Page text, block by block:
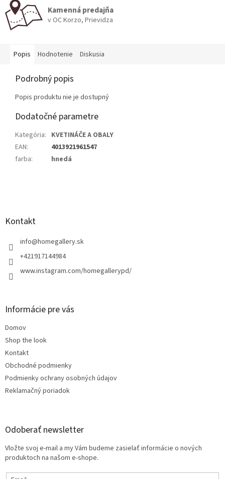
Kamenná predajňa
v OC Korzo, Prievidza
Popis Hodnotenie Diskusia
Podrobný popis
Popis produktu nie je dostupný
Dodatočné parametre
Kategória: KVETINÁČE A OBALY
EAN:
4013921961547
farba: hnedá
Kontakt
info@homegallery.sk
+421917144984
www.instagram.com/homegallerypd/
Informácie pre vás
Domov
Shop the look
Kontakt
Obchodné podmienky
Podmienky ochrany osobných údajov
Reklamačný poriadok
Odoberať newsletter
Vložte svoj e-mail a my Vám budeme zasielať informácie o nových
produktoch na našom e-shope.